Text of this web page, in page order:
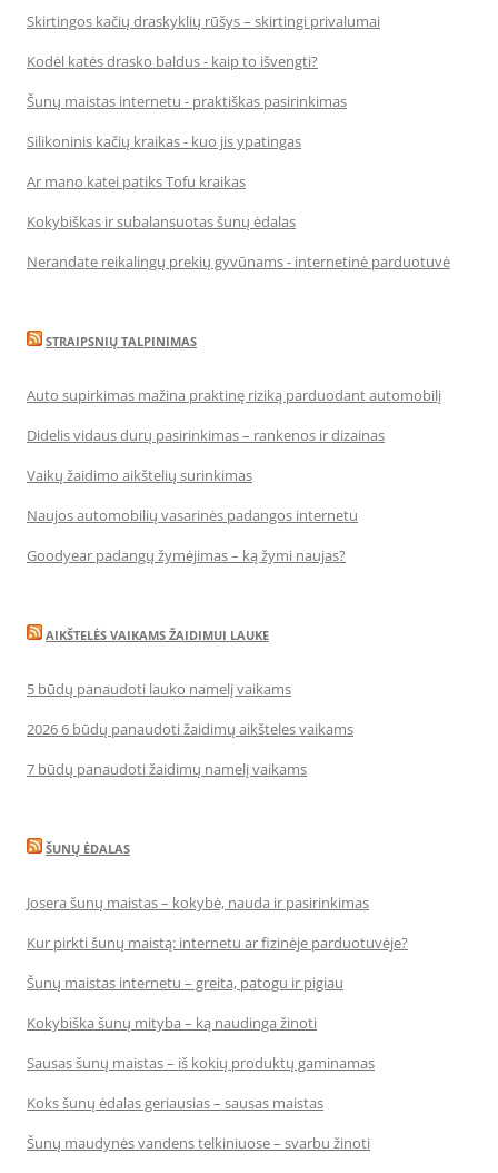
Skirtingos kačių draskyklių rūšys – skirtingi privalumai
Kodėl katės drasko baldus - kaip to išvengti?
Šunų maistas internetu - praktiškas pasirinkimas
Silikoninis kačių kraikas - kuo jis ypatingas
Ar mano katei patiks Tofu kraikas
Kokybiškas ir subalansuotas šunų ėdalas
Nerandate reikalingų prekių gyvūnams - internetinė parduotuvė
STRAIPSNIŲ TALPINIMAS
Auto supirkimas mažina praktinę riziką parduodant automobilį
Didelis vidaus durų pasirinkimas – rankenos ir dizainas
Vaikų žaidimo aikštelių surinkimas
Naujos automobilių vasarinės padangos internetu
Goodyear padangų žymėjimas – ką žymi naujas?
AIKŠTELĖS VAIKAMS ŽAIDIMUI LAUKE
5 būdų panaudoti lauko namelį vaikams
2026 6 būdų panaudoti žaidimų aikšteles vaikams
7 būdų panaudoti žaidimų namelį vaikams
ŠUNŲ ĖDALAS
Josera šunų maistas – kokybė, nauda ir pasirinkimas
Kur pirkti šunų maistą: internetu ar fizinėje parduotuvėje?
Šunų maistas internetu – greita, patogu ir pigiau
Kokybiška šunų mityba – ką naudinga žinoti
Sausas šunų maistas – iš kokių produktų gaminamas
Koks šunų ėdalas geriausias – sausas maistas
Šunų maudynės vandens telkiniuose – svarbu žinoti